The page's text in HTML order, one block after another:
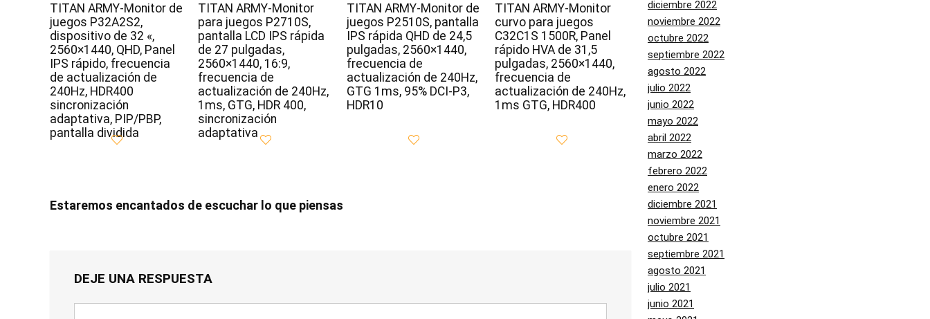
TITAN ARMY-Monitor de
juegos P32A2S2,
dispositivo de 32 «,
2560×1440, QHD, Panel
IPS rápido, frecuencia
de actualización de
240Hz, HDR400
sincronización
adaptativa, PIP/PBP,
pantalla dividida
TITAN ARMY-Monitor
para juegos P2710S,
pantalla LCD IPS rápida
de 27 pulgadas,
2560×1440, 16:9,
frecuencia de
actualización de 240Hz,
1ms, GTG, HDR 400,
sincronización
adaptativa
TITAN ARMY-Monitor de
juegos P2510S, pantalla
IPS rápida QHD de 24,5
pulgadas, 2560×1440,
frecuencia de
actualización de 240Hz,
GTG 1ms, 95% DCI-P3,
HDR10
TITAN ARMY-Monitor
curvo para juegos
C32C1S 1500R, Panel
rápido HVA de 31,5
pulgadas, 2560×1440,
frecuencia de
actualización de 240Hz,
1ms GTG, HDR400
Estaremos encantados de escuchar lo que piensas
DEJE UNA RESPUESTA
diciembre 2022
noviembre 2022
octubre 2022
septiembre 2022
agosto 2022
julio 2022
junio 2022
mayo 2022
abril 2022
marzo 2022
febrero 2022
enero 2022
diciembre 2021
noviembre 2021
octubre 2021
septiembre 2021
agosto 2021
julio 2021
junio 2021